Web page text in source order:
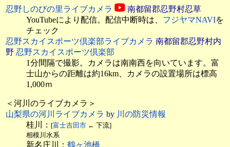
忍野しのびの里ライブカメラ
南都留郡忍野村忍草
YouTubeにより配信。配信中断時は、 フジヤマNAVIを
チェック
忍野スカイスポーツ倶楽部ライブカメラ 南都留郡忍野村内
野 忍野スカイスポーツ倶楽部
1分間隔で撮影。カメラは南南西を向いています。富
士山からの距離は約16km、カメラの設置場所は標高
1,000ｍ
＜河川のライブカメラ＞
山梨県の河川ライブカメラ by 川の防災情報
桂川： [富士吉田市 ← 下流]
相模川水系
新名庄川： 鶴ヶ池橋